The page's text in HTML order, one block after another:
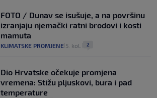
FOTO / Dunav se isušuje, a na površinu
izranjaju njemački ratni brodovi i kosti
mamuta
KLIMATSKE PROMJENE 5. kol. 2
Dio Hrvatske očekuje promjena
vremena: Stižu pljuskovi, bura i pad
temperature